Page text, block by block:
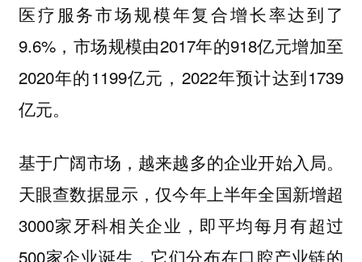
医疗服务市场规模年复合增长率达到了
9.6%，市场规模由2017年的918亿元增加至
2020年的1199亿元，2022年预计达到1739
亿元。
基于广阔市场，越来越多的企业开始入局。
天眼查数据显示，仅今年上半年全国新增超
3000家牙科相关企业，即平均每月有超过
500家企业诞生，它们分布在口腔产业链的